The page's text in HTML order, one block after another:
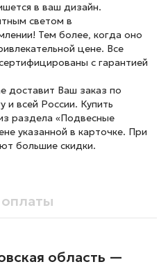
в ваш дизайн.
светом в
Тем более, когда оно
цене. Все
с гарантией
доставит Ваш заказ по
и всей России. Купить
раздела «Подвесные
указанной в карточке. При
большие скидки.
область —